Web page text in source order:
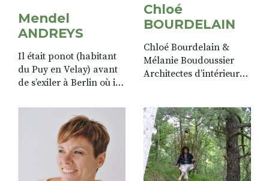
Mendel
ANDREYS
Il était ponot (habitant
du Puy en Velay) avant
de s’exiler à Berlin où il
merchandiser et artisan
du bois. Depuis la
capitale allemande il
écrit sa rubrique...
Chloé
BOURDELAIN
Chloé Bourdelain &
Mélanie Boudoussier
Architectes d’intérieur
aménagement.